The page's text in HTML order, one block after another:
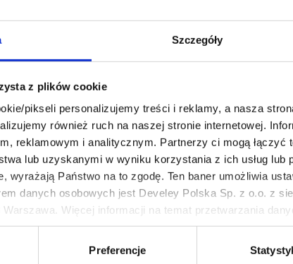
Szczegóły
z plików cookie
pikseli personalizujemy treści i reklamy, a nasza
również ruch na naszej stronie internetowej.
reklamowym i analitycznym. Partnerzy ci mogą
lub uzyskanymi w wyniku korzystania z ich usług lub
wyrażają Państwo na to zgodę. Ten baner umożliwia
danych osobowych jest Develey Polska Sp. z o.o. z
Warszawa. Więcej informacji na temat przetwarzania
ustawienie Twoich preferencji tylko na naszej stronie.
Preferencje
Składniki Produktu
woda, oliwki w zmiennych proporcjach (hojiblanca
czerwona papryka (zawiera naturalnie występujące
siarczyny), regulator kwasowości: kwas mlekowy.
Wartości Odżywcze
Pakiety